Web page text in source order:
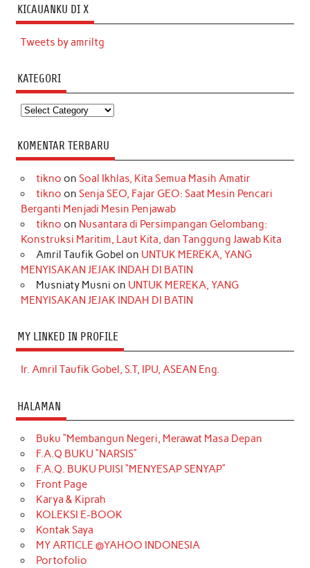
KICAUANKU DI X
Tweets by amriltg
KATEGORI
Kategori
KOMENTAR TERBARU
tikno on Soal Ikhlas, Kita Semua Masih Amatir
tikno on Senja SEO, Fajar GEO: Saat Mesin Pencari
Berganti Menjadi Mesin Penjawab
tikno on Nusantara di Persimpangan Gelombang:
Konstruksi Maritim, Laut Kita, dan Tanggung Jawab Kita
Amril Taufik Gobel on UNTUK MEREKA, YANG
MENYISAKAN JEJAK INDAH DI BATIN
Musniaty Musni on UNTUK MEREKA, YANG
MENYISAKAN JEJAK INDAH DI BATIN
MY LINKED IN PROFILE
Ir. Amril Taufik Gobel, S.T, IPU, ASEAN Eng.
HALAMAN
Buku “Membangun Negeri, Merawat Masa Depan
F.A.Q BUKU “NARSIS”
F.A.Q. BUKU PUISI “MENYESAP SENYAP”
Front Page
Karya & Kiprah
KOLEKSI E-BOOK
Kontak Saya
MY ARTICLE @YAHOO INDONESIA
Portofolio